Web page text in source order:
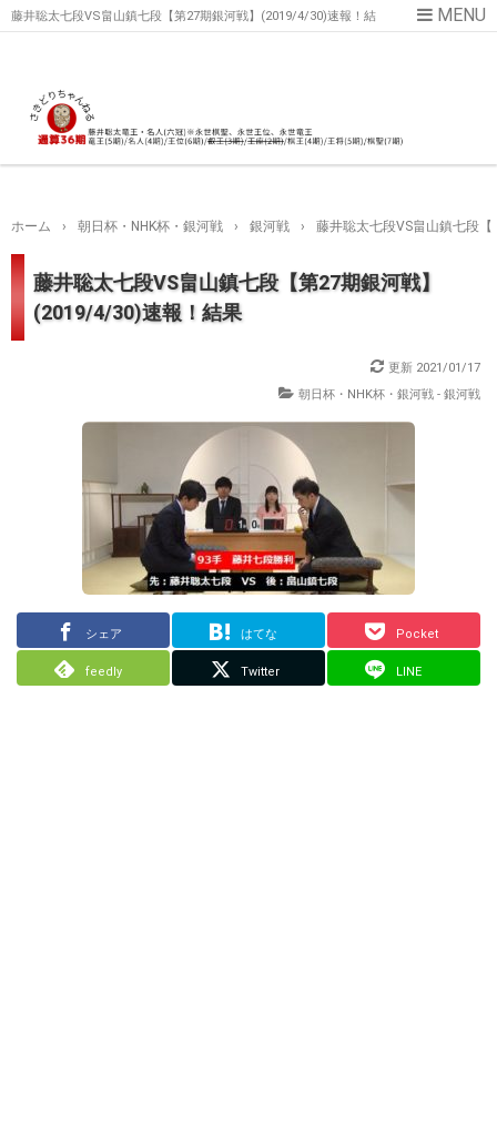
藤井聡太七段VS畠山鎮七段【第27期銀河戦】(2019/4/30)速報！結
ホーム › 朝日杯・NHK杯・銀河戦 › 銀河戦 › 藤井聡太七段VS畠山鎮七段
藤井聡太七段VS畠山鎮七段【第27期銀河戦】
(2019/4/30)速報！結果
更新 2021/01/17
朝日杯・NHK杯・銀河戦 - 銀河戦
シェア はてな Pocket
feedly Twitter LINE